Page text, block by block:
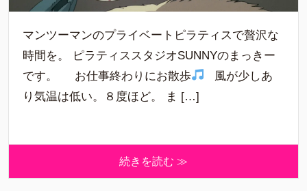
マンツーマンのプライベートピラティスで贅沢な
時間を。 ピラティススタジオSUNNYのまっきー
です。 お仕事終わりにお散歩
風が少しあ
り気温は低い。８度ほど。 ま […]
続きを読む ≫